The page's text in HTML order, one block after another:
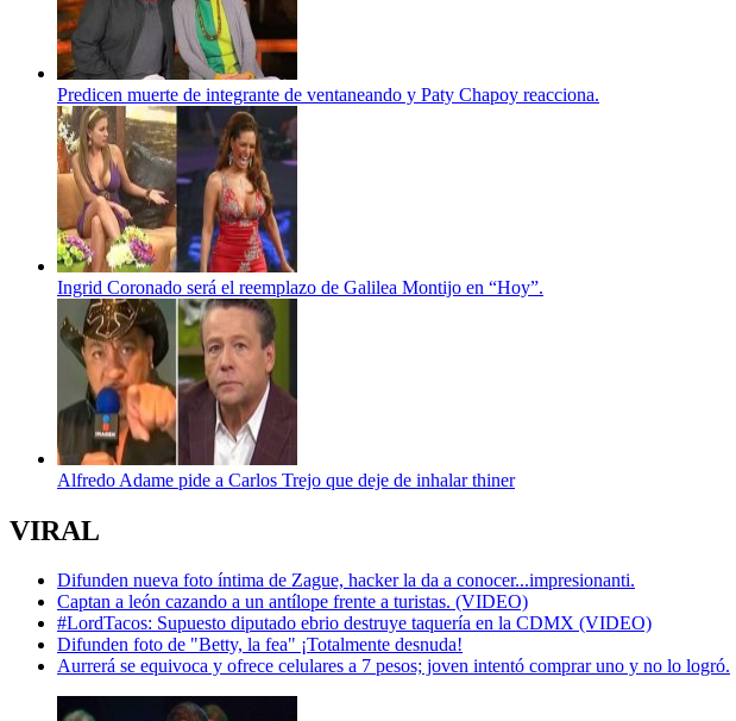
Predicen muerte de integrante de ventaneando y Paty Chapoy reacciona.
Ingrid Coronado será el reemplazo de Galilea Montijo en “Hoy”.
Alfredo Adame pide a Carlos Trejo que deje de inhalar thiner
VIRAL
Difunden nueva foto íntima de Zague, hacker la da a conocer...impresionanti.
Captan a león cazando a un antílope frente a turistas. (VIDEO)
#LordTacos: Supuesto diputado ebrio destruye taquería en la CDMX (VIDEO)
Difunden foto de "Betty, la fea" ¡Totalmente desnuda!
Aurrerá se equivoca y ofrece celulares a 7 pesos; joven intentó comprar uno y no lo logró.